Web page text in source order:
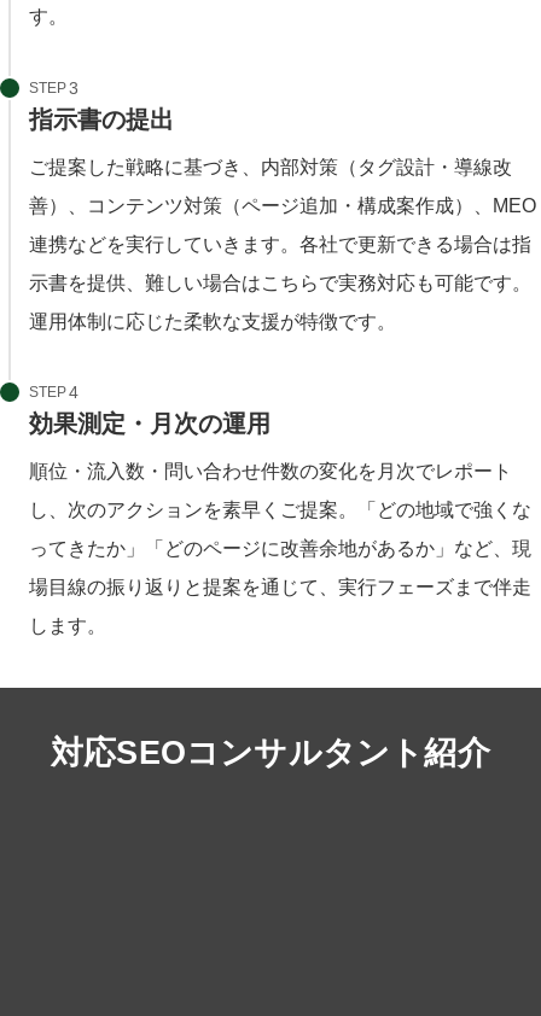
す。
STEP
指示書の提出
ご提案した戦略に基づき、内部対策（タグ設計・導線改
善）、コンテンツ対策（ページ追加・構成案作成）、MEO
連携などを実行していきます。各社で更新できる場合は指
示書を提供、難しい場合はこちらで実務対応も可能です。
運用体制に応じた柔軟な支援が特徴です。
STEP
効果測定・月次の運用
順位・流入数・問い合わせ件数の変化を月次でレポート
し、次のアクションを素早くご提案。「どの地域で強くな
ってきたか」「どのページに改善余地があるか」など、現
場目線の振り返りと提案を通じて、実行フェーズまで伴走
します。
対応SEOコンサルタント紹介